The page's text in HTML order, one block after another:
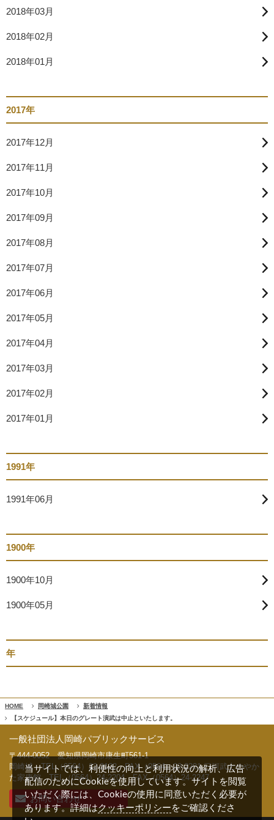
2018年03月
2018年02月
2018年01月
2017年
2017年12月
2017年11月
2017年10月
2017年09月
2017年08月
2017年07月
2017年06月
2017年05月
2017年04月
2017年03月
2017年02月
2017年01月
1991年
1991年06月
1900年
1900年10月
1900年05月
年
HOME 岡崎城公園
新着情報
【スケジュール】本日のグレート演武は中止といたします。
一般社団法人岡崎パブリックサービス
〒444-0052 愛知県岡崎市康生町561-1
岡崎城 TEL（0564）22-2122 FAX（0564）22-2201 三河武士のやか
た家康館 TEL（0564）24-2204 FAX（0564）24-2247
お問い合わせ
当サイトでは、利便性の向上と利用状況の解析、広告
配信のためにCookieを使用しています。サイトを閲覧
いただく際には、Cookieの使用に同意いただく必要が
あります。詳細はクッキーポリシー をご確認くださ